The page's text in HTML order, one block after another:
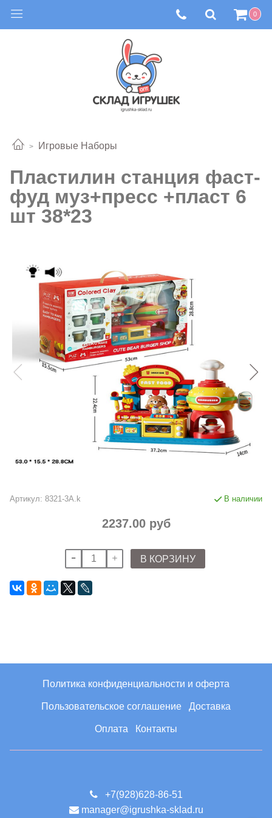
0
Игровые Наборы
Пластилин станция фаст-
фуд муз+пресс +пласт 6
шт 38*23
Артикул: 8321-3A.k В наличии
2237.00 руб
В КОРЗИНУ
Политика конфиденциальности и оферта
Пользовательское соглашение Доставка
Оплата Контакты
+7(928)628-86-51
manager@igrushka-sklad.ru